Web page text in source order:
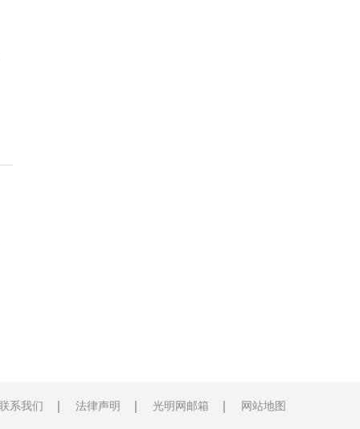
系我们 法律声明 光明网邮箱 网站地图